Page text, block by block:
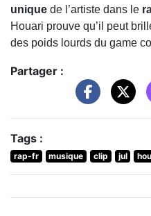
unique de l’artiste dans le
Houari prouve qu’il peut
des poids lourds du game
Partager :
Tags :
rap-fr musique clip jul